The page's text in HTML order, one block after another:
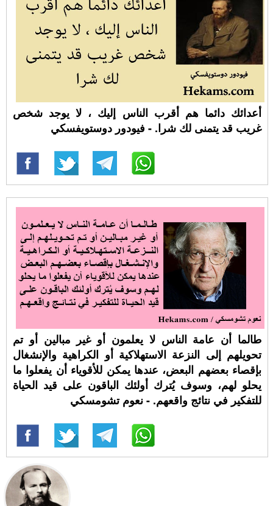
أعدائك دائما هم أقرب الناس إليك ، لا يوجد شخص
غريب قد يتمنى لك شرا. - فيودور دوستويفسكي
طالما أن عامة الناس لا يعلمون أو غير مبالين أو تم
تحويلهم إلى النزعة الاستهلاكية أو الكراهية والإنشغال
بإقصاء بعضهم البعض، عندها يمكن للأقوياء أن يفعلوا ما
يحلو لهم، وسوف يُترك أولئك الباقون على قيد الحياة
للتفكير في نتائج واقعهم. - نعوم تشومسكي